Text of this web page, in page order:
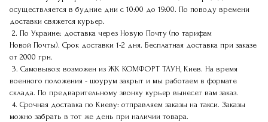
осуществляется в будние дни с 10:00 до 19:00. По поводу времени
доставки свяжется курьер.
2. По Украине: доставка через Новую Почту (по тарифам
Новой Почты). Срок доставки 1-2 дня. Бесплатная доставка при заказе
от 2000 грн.
3. Самовывоз: возможен из ЖК КОМФОРТ ТАУН, Киев. На время
военного положения - шоурум закрыт и мы работаем в формате
склада. По предварительному звонку курьер вынесет вам заказ.
4. Срочная доставка по Киеву: отправляем заказы на такси. Заказы
можно забрать в тот же день при наличии товара.